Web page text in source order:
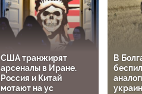
США транжирят
арсеналы в Иране.
Россия и Китай
мотают на ус
В